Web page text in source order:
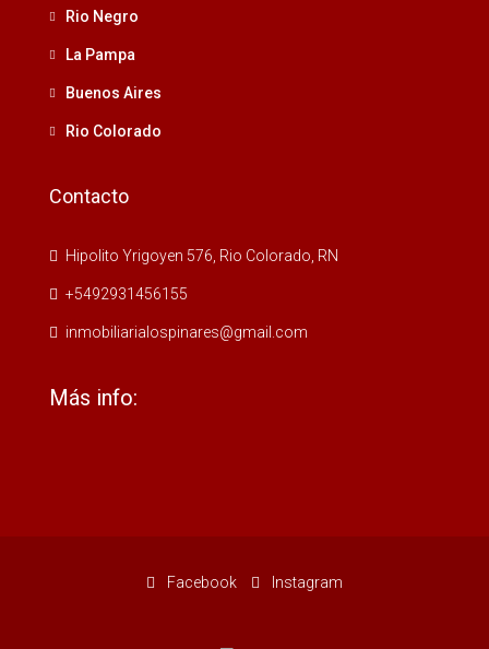
Rio Negro
La Pampa
Buenos Aires
Rio Colorado
Contacto
Hipolito Yrigoyen 576, Rio Colorado, RN
+5492931456155
inmobiliarialospinares@gmail.com
Más info:
Facebook Instagram